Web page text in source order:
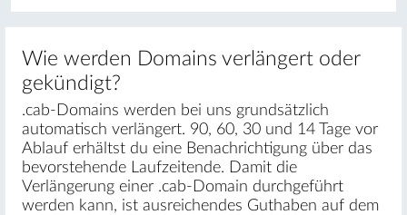
Wie werden Domains verlängert oder
gekündigt?
.cab-Domains werden bei uns grundsätzlich
automatisch verlängert. 90, 60, 30 und 14 Tage vor
Ablauf erhältst du eine Benachrichtigung über das
bevorstehende Laufzeitende. Damit die
Verlängerung einer .cab-Domain durchgeführt
werden kann, ist ausreichendes Guthaben auf dem